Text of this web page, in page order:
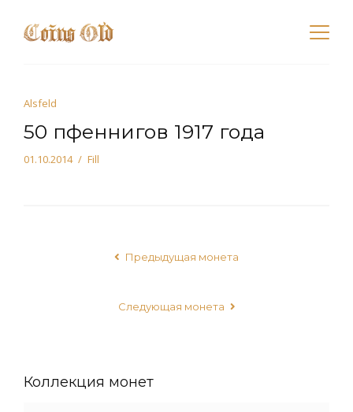
Alsfeld
50 пфеннигов 1917 года
01.10.2014 Fill
Предыдущая монета
Следующая монета
Коллекция монет